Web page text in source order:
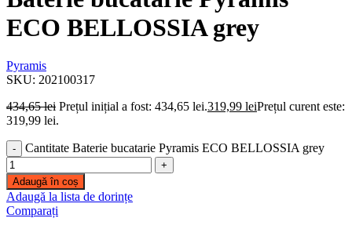
ECO BELLOSSIA grey
Pyramis
SKU: 202100317
434,65lei Prețul inițial a fost: 434,65 lei.319,99 leiPrețul curent este:
319,99 lei.
Cantitate Baterie bucatarie Pyramis ECO BELLOSSIA grey
Adaugă în coș
Adaugă la lista de dorințe
Comparați